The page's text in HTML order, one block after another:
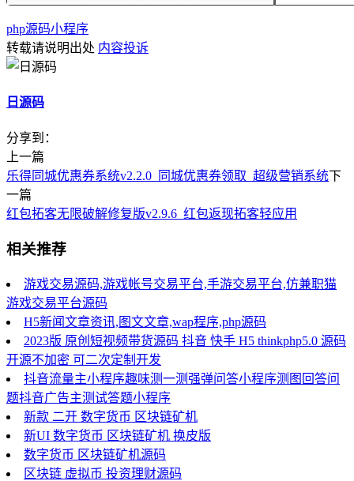
php源码小程序
转载请说明出处 内容投诉
日源码
分享到：
上一篇
乐得同城优惠券系统v2.2.0_同城优惠券领取_超级营销系统下
一篇
红包拓客无限破解修复版v2.9.6_红包返现拓客轻应用
相关推荐
游戏交易源码,游戏帐号交易平台,手游交易平台,仿兼职猫
游戏交易平台源码
H5新闻文章资讯,图文文章,wap程序,php源码
2023版 原创短视频带货源码 抖音 快手 H5 thinkphp5.0 源码
开源不加密 可二次定制开发
抖音流量主小程序趣味测一测强弹问答小程序测图回答问
题抖音广告主测试答题小程序
新款 二开 数字货币 区块链矿机
新UI 数字货币 区块链矿机 换皮版
数字货币 区块链矿机源码
区块链 虚拟币 投资理财源码